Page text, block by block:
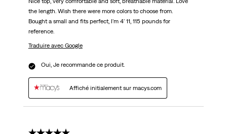
the length. Wish there were more colors to choose from.
Bought a small and fits perfect, I'm 4' 11, 115 pounds for
reference.
Traduire avec Google
Oui, Je recommande ce produit.
Affiché initialement sur macys.com